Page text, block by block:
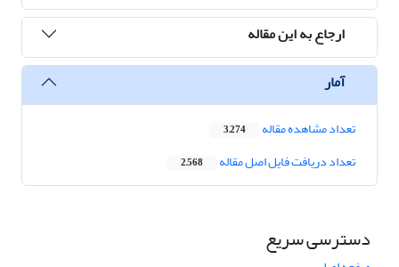
ارجاع به این مقاله
آمار
تعداد مشاهده مقاله 3,274
تعداد دریافت فایل اصل مقاله 2,568
دسترسی سریع